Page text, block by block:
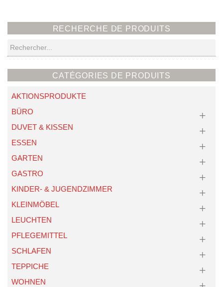
RECHERCHE DE PRODUITS
Recherche
CATÉGORIES DE PRODUITS
AKTIONSPRODUKTE
BÜRO
DUVET & KISSEN
ESSEN
GARTEN
GASTRO
KINDER- & JUGENDZIMMER
KLEINMÖBEL
LEUCHTEN
PFLEGEMITTEL
SCHLAFEN
TEPPICHE
WOHNEN